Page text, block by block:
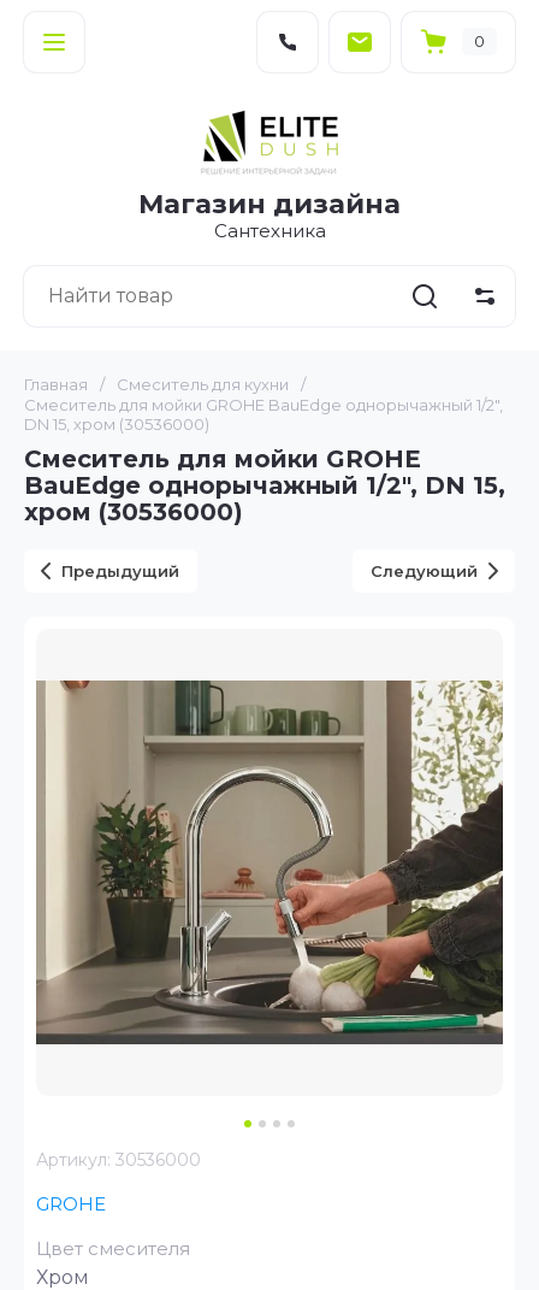
0
Магазин дизайна
Сантехника
Главная / Смеситель для кухни
/
Смеситель для мойки GROHE BauEdge однорычажный 1/2″,
DN 15, хром (30536000)
Смеситель для мойки GROHE
BauEdge однорычажный 1/2″, DN 15,
хром (30536000)
Предыдущий Следующий
Артикул: 30536000
GROHE
Цвет смесителя
Хром